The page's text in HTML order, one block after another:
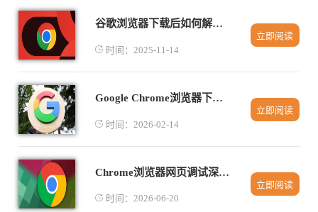
谷歌浏览器下载后如何解决插件冲突问题
时间：2025-11-14
立即阅读
Google Chrome浏览器下载安装及自定义主题使用
时间：2026-02-14
立即阅读
Chrome浏览器网页调试深度功能使用
时间：2026-06-20
立即阅读